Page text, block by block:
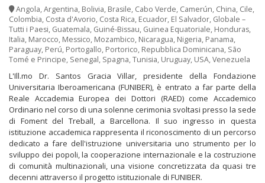
Angola,Argentina, Bolivia, Brasile, Cabo Verde, Camerún, China, Cile,
Colombia, Costa d'Avorio, Costa Rica, Ecuador, El Salvador, Globale –
Tutti i Paesi, Guatemala, Guiné-Bissau, Guinea Equatoriale, Honduras,
Italia, Marocco, Messico, Mozambico, Nicaragua, Nigeria, Panama,
Paraguay, Perú, Portogallo, Portorico, Repubblica Dominicana, São
Tomé e Principe, Senegal, Spagna,Tunisia, Uruguay, USA,Venezuela
L'Ill.mo Dr. Santos Gracia Villar, presidente della Fondazione
Universitaria Iberoamericana (FUNIBER), è entrato a far parte della
Reale Accademia Europea dei Dottori (RAED) come Accademico
Ordinario nel corso di una solenne cerimonia svoltasi presso la sede
di Foment del Treball, a Barcellona. Il suo ingresso in questa
istituzione accademica rappresenta il riconoscimento di un percorso
dedicato a fare dell'istruzione universitaria uno strumento per lo
sviluppo dei popoli, la cooperazione internazionale e la costruzione
di comunità multinazionali, una visione concretizzata da quasi tre
decenni attraverso il progetto istituzionale di FUNIBER.